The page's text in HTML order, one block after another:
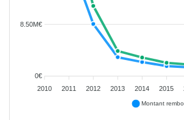
8.50M€
0€
2010
2011 2012 2013 2014 2015
Montant